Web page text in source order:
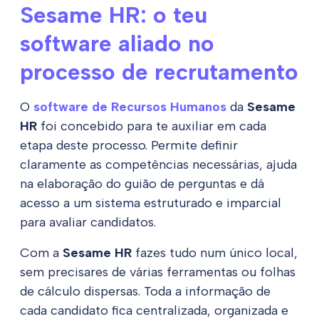
Sesame HR: o teu
software aliado no
processo de recrutamento
O software de Recursos Humanos da Sesame
HR foi concebido para te auxiliar em cada
etapa deste processo. Permite definir
claramente as competências necessárias, ajuda
na elaboração do guião de perguntas e dá
acesso a um sistema estruturado e imparcial
para avaliar candidatos.
Com a Sesame HR fazes tudo num único local,
sem precisares de várias ferramentas ou folhas
de cálculo dispersas. Toda a informação de
cada candidato fica centralizada, organizada e